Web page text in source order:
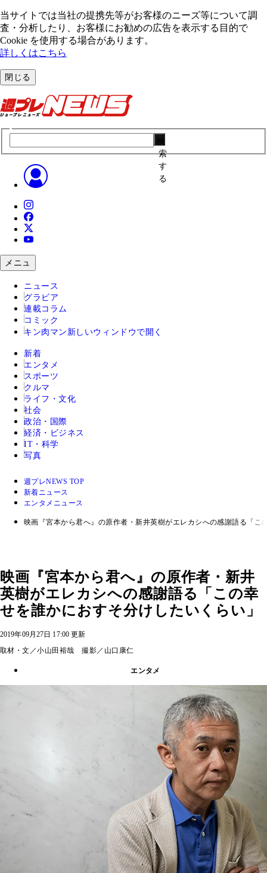
当サイトでは当社の提携先等がお客様のニーズ等について調
査・分析したり、お客様にお勧めの広告を表⽰する⽬的で
Cookie を使⽤する場合があります。
詳しくはこちら
閉じる
索
す
る
メニュ
ニュース
グラビア
連載コラム
コミック
キン肉マン 新しいウィンドウで開く
新着
エンタメ
スポーツ
クルマ
ライフ・文化
社会
政治・国際
経済・ビジネス
IT・科学
写真
週プレNEWS TOP
新着ニュース
エンタメニュース
映画『宮本から君へ』の原作者・新井英樹がエレカシへの感謝語る「こ
映画『宮本から君へ』の原作者・新井
英樹がエレカシへの感謝語る「この幸
せを誰かにおすそ分けしたいくらい」
2019年09月27日 17:00 更新
取材・文／小山田裕哉 撮影／山口康仁
エンタメ